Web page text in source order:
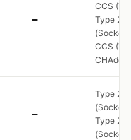
—
CCS
Type 2
(Socket
CCS
—
Type 2
(Socket
Type 2
(Socket